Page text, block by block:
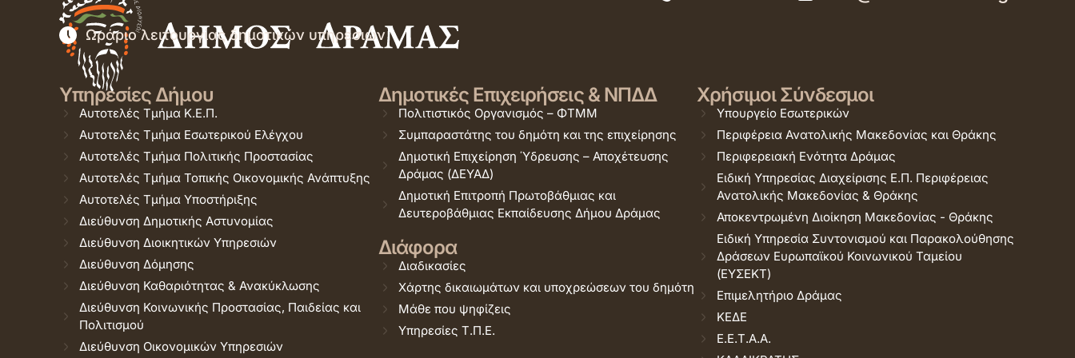
Ωράριο λειτουργίας δημοτικών υπηρεσιών
Υπηρεσίες Δήμου
Αυτοτελές Τμήμα Κ.Ε.Π.
Αυτοτελές Τμήμα Εσωτερικού Ελέγχου
Αυτοτελές Τμήμα Πολιτικής Προστασίας
Αυτοτελές Τμήμα Τοπικής Οικονομικής Ανάπτυξης
Αυτοτελές Τμήμα Υποστήριξης
Διεύθυνση Δημοτικής Αστυνομίας
Διεύθυνση Διοικητικών Υπηρεσιών
Διεύθυνση Δόμησης
Διεύθυνση Καθαριότητας & Ανακύκλωσης
Διεύθυνση Κοινωνικής Προστασίας, Παιδείας και
Πολιτισμού
Διεύθυνση Οικονομικών Υπηρεσιών
Δημοτικές Επιχειρήσεις & ΝΠΔΔ
Πολιτιστικός Οργανισμός – ΦΤΜΜ
Συμπαραστάτης του δημότη και της επιχείρησης
Δημοτική Επιχείρηση Ύδρευσης – Αποχέτευσης
Δράμας (ΔΕΥΑΔ)
Δημοτική Επιτροπή Πρωτοβάθμιας και
Δευτεροβάθμιας Εκπαίδευσης Δήμου Δράμας
Διάφορα
Διαδικασίες
Χάρτης δικαιωμάτων και υποχρεώσεων του δημότη
Μάθε που ψηφίζεις
Υπηρεσίες Τ.Π.Ε.
Χρήσιμοι Σύνδεσμοι
Υπουργείο Εσωτερικών
Περιφέρεια Ανατολικής Μακεδονίας και Θράκης
Περιφερειακή Ενότητα Δράμας
Ειδική Υπηρεσίας Διαχείρισης Ε.Π. Περιφέρειας
Ανατολικής Μακεδονίας & Θράκης
Αποκεντρωμένη Διοίκηση Μακεδονίας - Θράκης
Ειδική Υπηρεσία Συντονισμού και Παρακολούθησης
Δράσεων Ευρωπαϊκού Κοινωνικού Ταμείου
(ΕΥΣΕΚΤ)
Επιμελητήριο Δράμας
ΚΕΔΕ
Ε.Ε.Τ.Α.Α.